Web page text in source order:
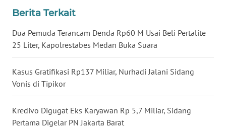
Berita Terkait
Dua Pemuda Terancam Denda Rp60 M Usai Beli Pertalite
25 Liter, Kapolrestabes Medan Buka Suara
Kasus Gratifikasi Rp137 Miliar, Nurhadi Jalani Sidang
Vonis di Tipikor
Kredivo Digugat Eks Karyawan Rp 5,7 Miliar, Sidang
Pertama Digelar PN Jakarta Barat
WN
BENGKULU
WN
LAMPUNG
WN